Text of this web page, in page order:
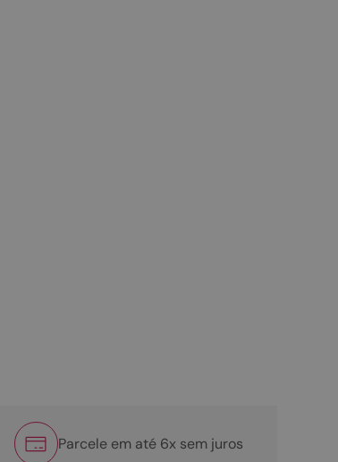
Parcele em até 6x sem juros